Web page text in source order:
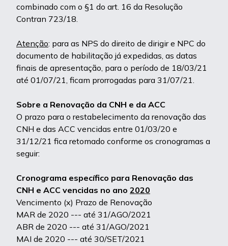
combinado com o §1 do art. 16 da Resolução
Contran 723/18.
Atenção: para as NPS do direito de dirigir e NPC do
documento de habilitação já expedidas, as datas
finais de apresentação, para o período de 18/03/21
até 01/07/21, ficam prorrogadas para 31/07/21.
Sobre a Renovação da CNH e da ACC
O prazo para o restabelecimento da renovação das
CNH e das ACC vencidas entre 01/03/20 e
31/12/21 fica retomado conforme os cronogramas a
seguir:
Cronograma específico para Renovação das
CNH e ACC vencidas no ano 2020
Vencimento (x) Prazo de Renovação
MAR de 2020 --- até 31/AGO/2021
ABR de 2020 --- até 31/AGO/2021
MAI de 2020 --- até 30/SET/2021